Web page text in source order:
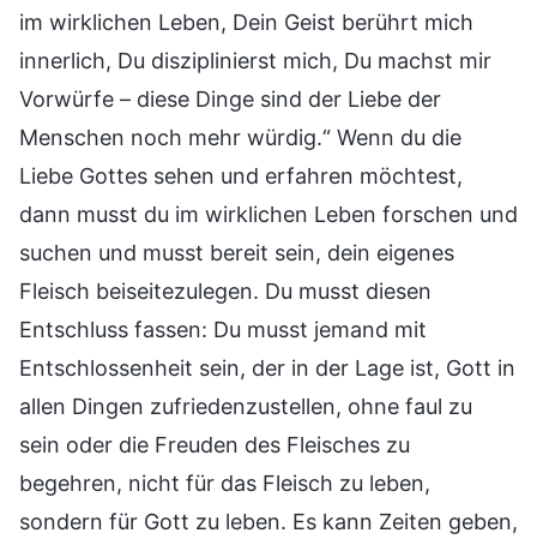
im wirklichen Leben, Dein Geist berührt mich
innerlich, Du disziplinierst mich, Du machst mir
Vorwürfe – diese Dinge sind der Liebe der
Menschen noch mehr würdig.“ Wenn du die
Liebe Gottes sehen und erfahren möchtest,
dann musst du im wirklichen Leben forschen und
suchen und musst bereit sein, dein eigenes
Fleisch beiseitezulegen. Du musst diesen
Entschluss fassen: Du musst jemand mit
Entschlossenheit sein, der in der Lage ist, Gott in
allen Dingen zufriedenzustellen, ohne faul zu
sein oder die Freuden des Fleisches zu
begehren, nicht für das Fleisch zu leben,
sondern für Gott zu leben. Es kann Zeiten geben,